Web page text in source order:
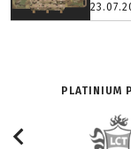
PLATINIUM